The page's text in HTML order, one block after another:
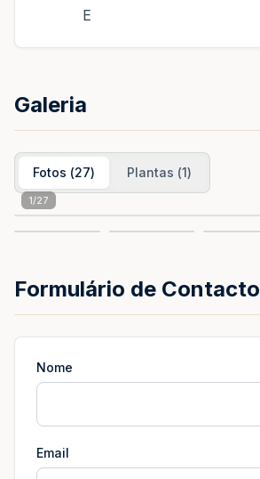
E
Galeria
Fotos (27) Plantas (1)
1/27
Formulário de Contacto
Nome
Email